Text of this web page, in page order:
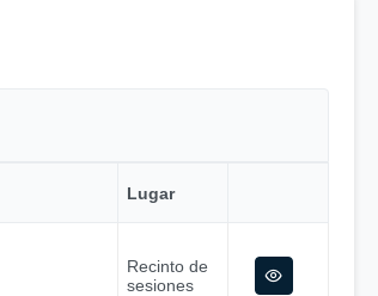
Lugar
Recinto de
sesiones